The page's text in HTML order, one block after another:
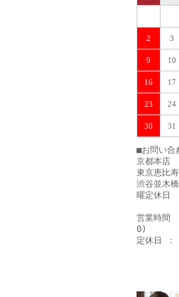
2 3
9 10
16 17
23 24
30 31
■お問い合
京都本店
東京恵比
渋谷並木
曜定休日
営業時間
0)
定休日 ：